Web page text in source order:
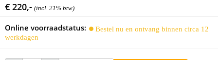
€ 220,- (incl. 21% btw)
Online voorraadstatus:
Bestel nu en ontvang binnen circa 12
werkdagen